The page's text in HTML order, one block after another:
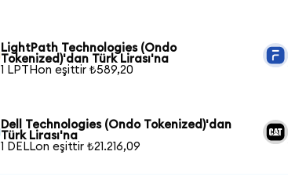
LightPath Technologies (Ondo
Tokenized)'dan Türk Lirası'na
1 LPTHon eşittir ₺589,20
Dell Technologies (Ondo Tokenized)'dan
Türk Lirası'na
1 DELLon eşittir ₺21.216,09